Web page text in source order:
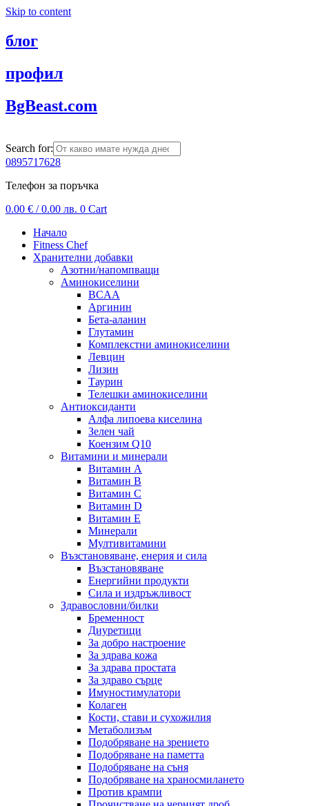
Skip to content
блог
профил
BgBeast.com
Search for:
0895717628
Телефон за поръчка
0.00 € / 0.00 лв. 0 Cart
Начало
Fitness Chef
Хранителни добавки
Азотни/напомпващи
Аминокиселини
BCAA
Аргинин
Бета-аланин
Глутамин
Комплекстни аминокиселини
Левцин
Лизин
Таурин
Телешки аминокиселини
Антиоксиданти
Алфа липоева киселина
Зелен чай
Коензим Q10
Витамини и минерали
Витамин А
Витамин B
Витамин C
Витамин D
Витамин E
Минерали
Мултивитамини
Възстановяване, енерия и сила
Възстановяване
Енергийни продукти
Сила и издръжливост
Здравословни/билки
Бременност
Диуретици
За добро настроение
За здрава кожа
За здрава простата
За здраво сърце
Имуностимулатори
Колаген
Кости, стави и сухожилия
Метаболизъм
Подобряване на зрението
Подобряване на паметта
Подобряване на съня
Подобряване на храносмилането
Против крампи